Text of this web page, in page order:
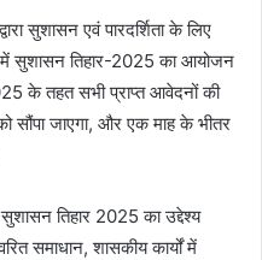
सुशासन एवं पारदर्शिता के लिए
में सुशासन तिहार-2025 का आयोजन
के तहत सभी प्राप्त आवेदनों की
सौंपा जाएगा, और एक माह के भीतर
तिहार 2025 का उद्देश्य
समाधान, शासकीय कार्यों में